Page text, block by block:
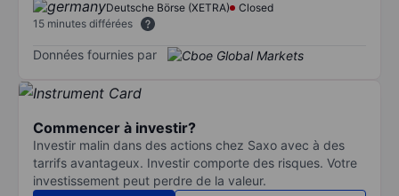
Deutsche Börse (XETRA)
Closed
15 minutes différées
Données fournies par
Commencer à investir?
Investir malin dans des actions chez Saxo avec à des
tarrifs avantageux. Investir comporte des risques. Votre
investissement peut perdre de la valeur.